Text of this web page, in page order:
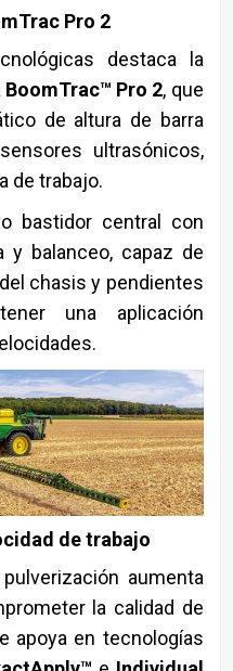
Pro 2
destaca la
BoomTrac™ Pro 2, que
de altura de barra
ultrasónicos,
de trabajo.
bastidor central con
y balanceo, capaz de
chasis y pendientes
una aplicación
de trabajo
aumenta
la calidad de
apoya en tecnologías